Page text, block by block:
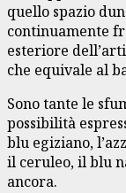
quello spazio
continuamente
esteriore
che equivale al
Sono tante le
possibilità
blu egiziano,
il ceruleo, il blu
ancora.